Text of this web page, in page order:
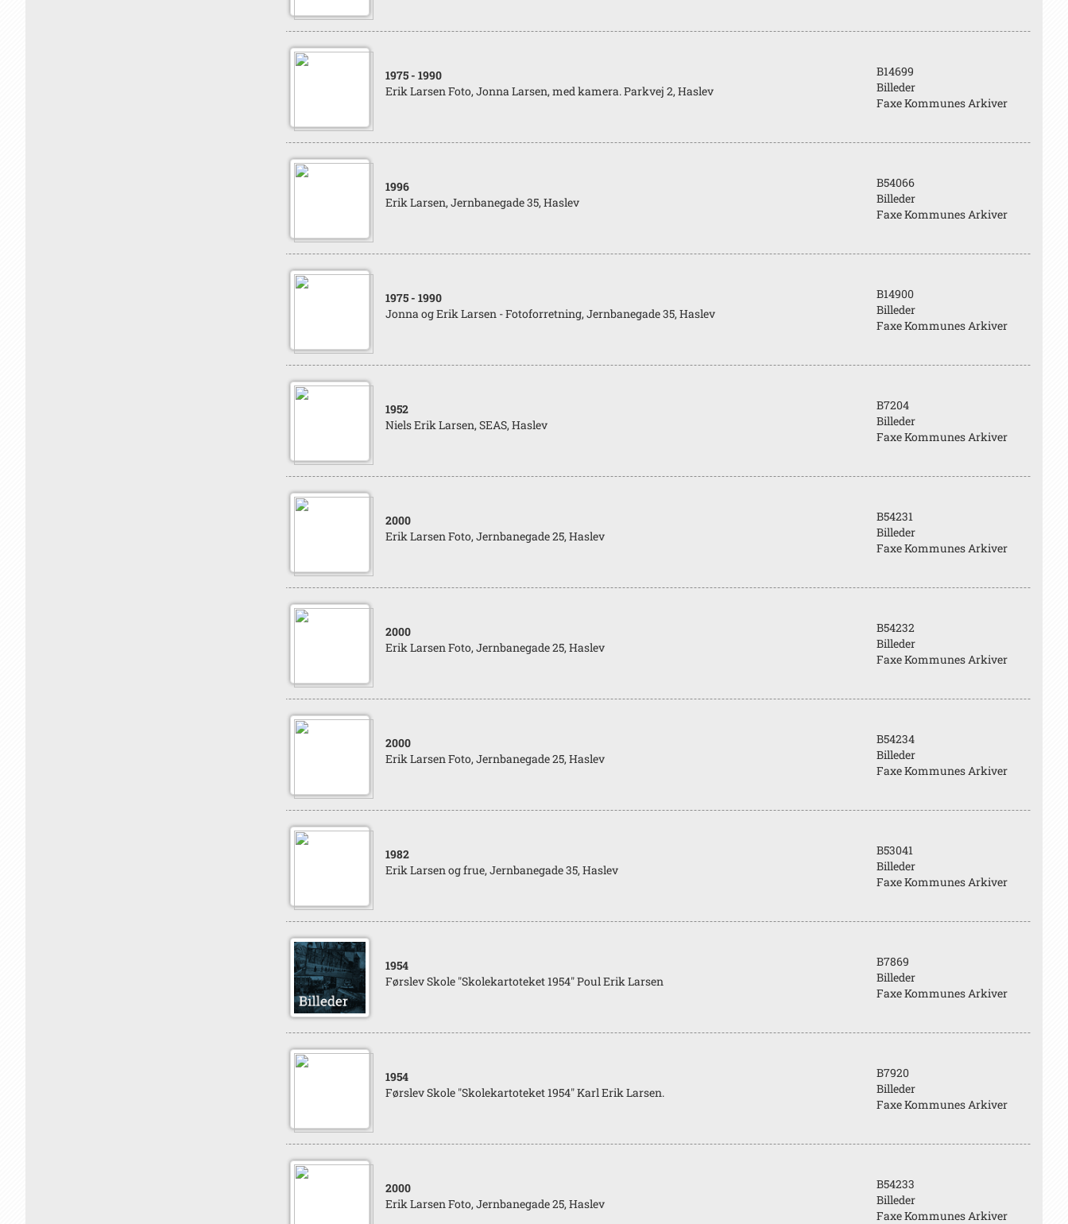
1975 - 1990
Erik Larsen Foto, Jonna Larsen, med kamera. Parkvej 2, Haslev
B14699
Billeder
Faxe Kommunes Arkiver
1996
Erik Larsen, Jernbanegade 35, Haslev
B54066
Billeder
Faxe Kommunes Arkiver
1975 - 1990
Jonna og Erik Larsen - Fotoforretning, Jernbanegade 35, Haslev
B14900
Billeder
Faxe Kommunes Arkiver
1952
Niels Erik Larsen, SEAS, Haslev
B7204
Billeder
Faxe Kommunes Arkiver
2000
Erik Larsen Foto, Jernbanegade 25, Haslev
B54231
Billeder
Faxe Kommunes Arkiver
2000
Erik Larsen Foto, Jernbanegade 25, Haslev
B54232
Billeder
Faxe Kommunes Arkiver
2000
Erik Larsen Foto, Jernbanegade 25, Haslev
B54234
Billeder
Faxe Kommunes Arkiver
1982
Erik Larsen og frue, Jernbanegade 35, Haslev
B53041
Billeder
Faxe Kommunes Arkiver
1954
Førslev Skole "Skolekartoteket 1954" Poul Erik Larsen
B7869
Billeder
Faxe Kommunes Arkiver
1954
Førslev Skole "Skolekartoteket 1954" Karl Erik Larsen.
B7920
Billeder
Faxe Kommunes Arkiver
2000
Erik Larsen Foto, Jernbanegade 25, Haslev
B54233
Billeder
Faxe Kommunes Arkiver